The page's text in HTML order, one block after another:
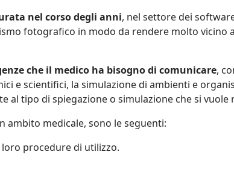
nel corso degli anni, nel settore dei
fotografico in modo da rendere molto vicino
che il medico ha bisogno di comunicare,
e scientifici, la simulazione di ambienti e
tipo di spiegazione o simulazione che si vuole
ambito medicale, sono le seguenti:
procedure di utilizzo.